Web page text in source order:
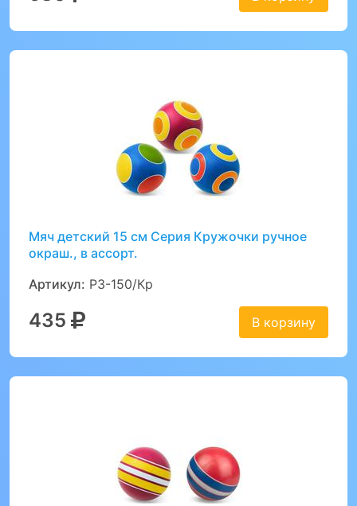
Мяч детский 15 см Серия Кружочки ручное
окраш., в ассорт.
Артикул: Р3-150/Кр
435 В корзину